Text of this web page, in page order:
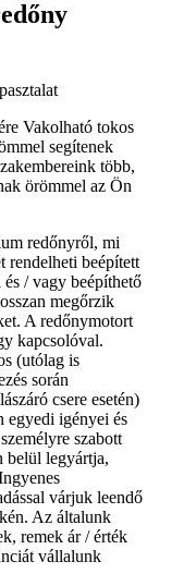
Vakolható tokos
segítenek
több,
örömmel az Ön
redőnyről, mi
rendelheti beépített
/ vagy beépíthető
megőrzik
A redőnymotort
kapcsolóval.
(utólag is
során
csere esetén)
egyedi igényei és
szabott
belül legyártja,
várjuk leendő
Az általunk
remek ár / érték
vállalunk